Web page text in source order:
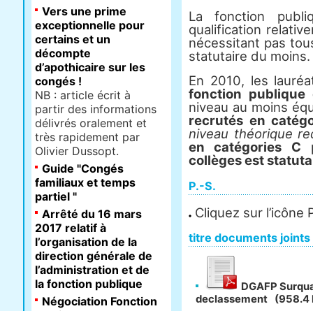
La fonction
qualification
nécessitant pas
statutaire du moins.
En 2010, les
fonction publique
niveau au moins
recrutés en
niveau théorique
en catégories C
collèges est
P.-S.
Cliquez sur
titre documents joints
DGAFP
declassement
(958.4
Vers une prime
exceptionnelle pour
certains et un
décompte
d’apothicaire sur les
congés !
NB : arti­cle écrit à
partir des infor­ma­tions
déli­vrés ora­le­ment et
très rapi­de­ment par
Olivier Dussopt.
Guide "Congés
familiaux et temps
partiel "
Arrêté du 16 mars
2017 relatif à
l’organisation de la
direction générale de
l’administration et de
la fonction publique
Négociation Fonction